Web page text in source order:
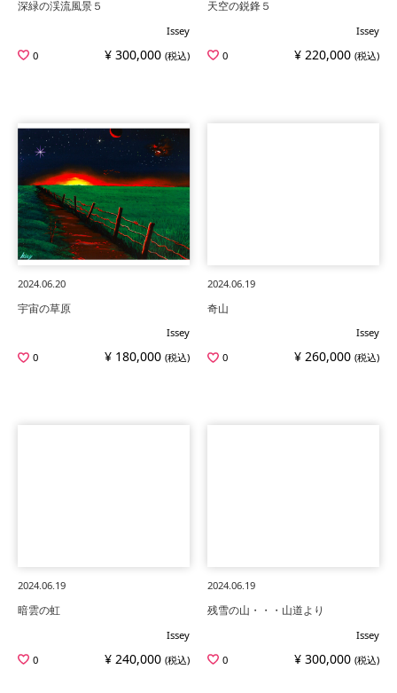
深緑の渓流風景５
Issey
0
¥ 300,000 (税込)
天空の鋭鋒５
Issey
0
¥ 220,000 (税込)
2024.06.20
宇宙の草原
Issey
0
¥ 180,000 (税込)
2024.06.19
奇山
Issey
0
¥ 260,000 (税込)
2024.06.19
暗雲の虹
Issey
0
¥ 240,000 (税込)
2024.06.19
残雪の山・・・山道より
Issey
0
¥ 300,000 (税込)